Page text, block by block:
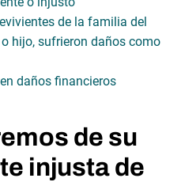
de la familia del
hijo, sufrieron daños como
daños financieros
de su
injusta de